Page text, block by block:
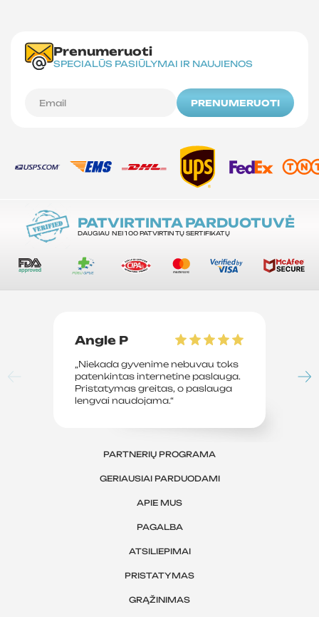
Prenumeruoti
SPECIALŪS PASIŪLYMAI IR NAUJIENOS
PRENUMERUOTI
PATVIRTINTA PARDUOTUVĖ
DAUGIAU NEI 100 PATVIRTINTŲ SERTIFIKATŲ
Angle P
„Niekada gyvenime nebuvau toks
patenkintas internetine paslauga.
Pristatymas greitas, o paslauga
lengvai naudojama.“
PARTNERIŲ PROGRAMA
GERIAUSIAI PARDUODAMI
APIE MUS
PAGALBA
ATSILIEPIMAI
PRISTATYMAS
GRĄŽINIMAS